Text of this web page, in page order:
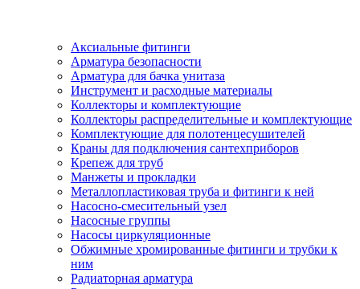
Аксиальные фитинги
Арматура безопасности
Арматура для бачка унитаза
Инструмент и расходные материалы
Коллекторы и комплектующие
Коллекторы распределительные и комплектующие
Комплектующие для полотенцесушителей
Краны для подключения сантехприборов
Крепеж для труб
Манжеты и прокладки
Металлопластиковая труба и фитинги к ней
Насосно-смесительный узел
Насосные группы
Насосы циркуляционные
Обжимные хромированные фитинги и трубки к
ним
Радиаторная арматура